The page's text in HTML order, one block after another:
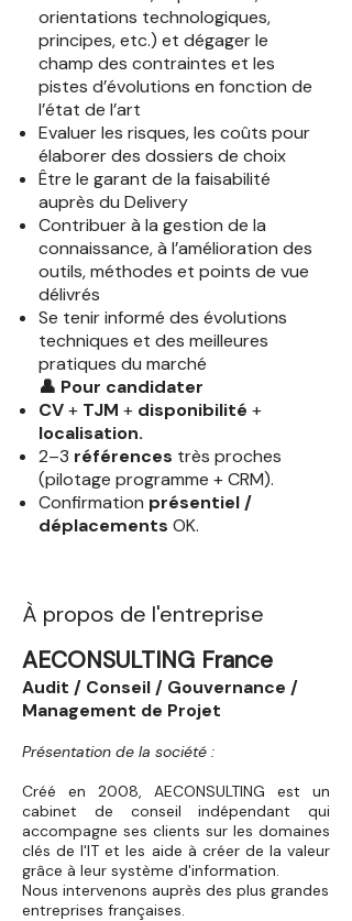
orientations technologiques,
principes, etc.) et dégager le
champ des contraintes et les
pistes d’évolutions en fonction de
l’état de l’art
Evaluer les risques, les coûts pour
élaborer des dossiers de choix
Être le garant de la faisabilité
auprès du Delivery
Contribuer à la gestion de la
connaissance, à l’amélioration des
outils, méthodes et points de vue
délivrés
Se tenir informé des évolutions
techniques et des meilleures
pratiques du marché
👤 Pour candidater
CV+ TJM + disponibilité +
localisation.
2–3 références très proches
(pilotage programme + CRM).
Confirmation présentiel /
déplacements OK.
À propos de l'entreprise
AECONSULTING France
Audit / Conseil / Gouvernance /
Management de Projet
Présentation de la société :
Créé en 2008, AECONSULTING est un
cabinet de conseil indépendant qui
accompagne ses clients sur les domaines
clés de l'IT et les aide à créer de la valeur
grâce à leur système d'information.
Nous intervenons auprès des plus grandes
entreprises françaises.